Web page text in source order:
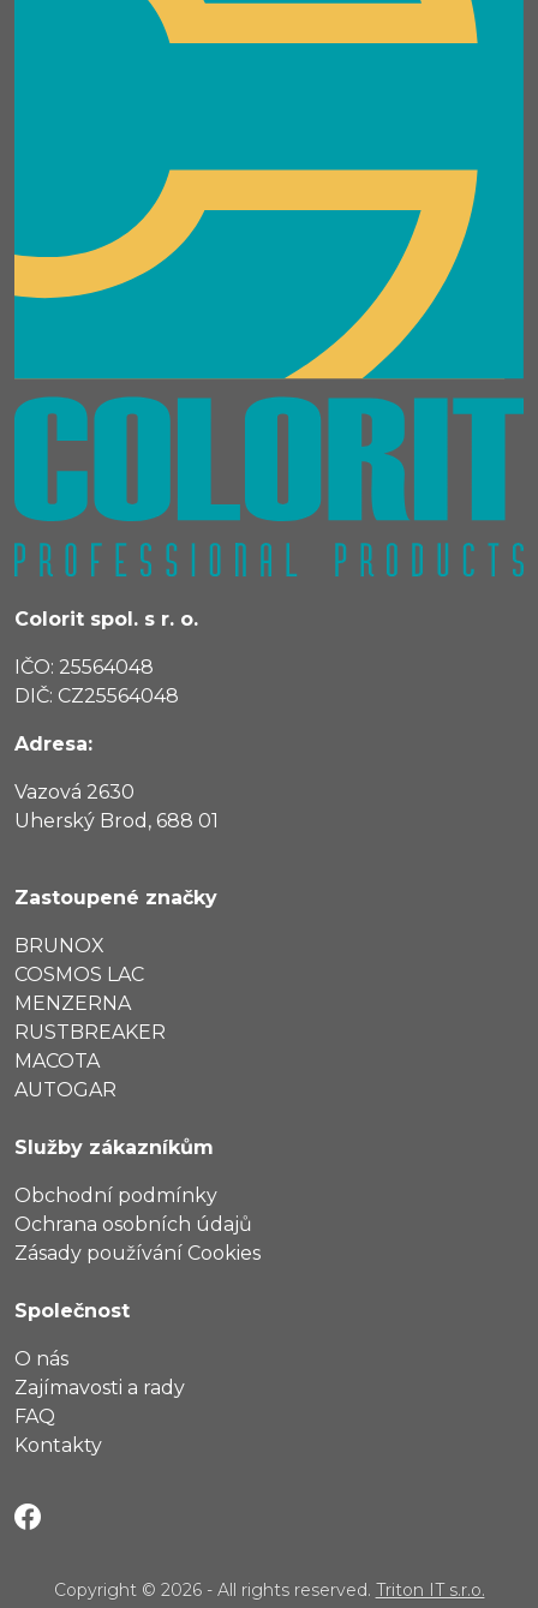
Colorit spol. s r. o.
IČO: 25564048
DIČ: CZ25564048
Adresa:
Vazová 2630
Uherský Brod, 688 01
Zastoupené značky
BRUNOX
COSMOS LAC
MENZERNA
RUSTBREAKER
MACOTA
AUTOGAR
Služby zákazníkům
Obchodní podmínky
Ochrana osobních údajů
Zásady používání Cookies
Společnost
O nás
Zajímavosti a rady
FAQ
Kontakty
Copyright © 2026 - All rights reserved. Triton IT s.r.o.